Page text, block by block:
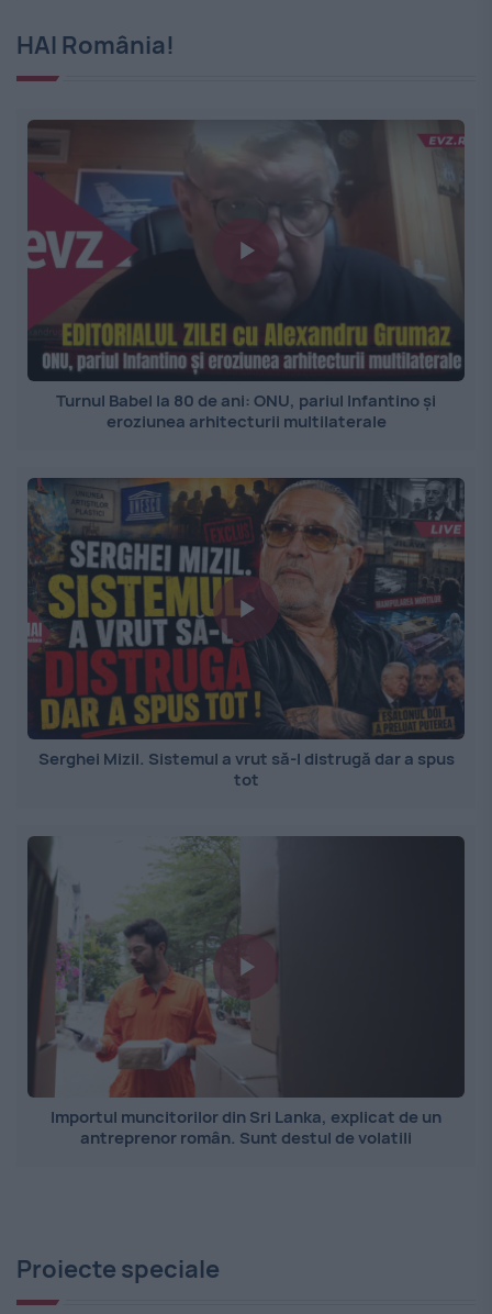
HAI România!
Turnul Babel la 80 de ani: ONU, pariul Infantino și
eroziunea arhitecturii multilaterale
Serghei Mizil. Sistemul a vrut să-l distrugă dar a spus
tot
Importul muncitorilor din Sri Lanka, explicat de un
antreprenor român. Sunt destul de volatili
Proiecte speciale